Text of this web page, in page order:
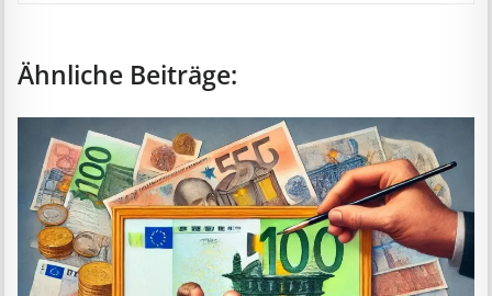
Ähnliche Beiträge: